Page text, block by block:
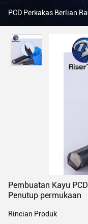
PCD Perkakas Berlian
Pembuatan Kayu
Penutup permukaan
Rincian Produk